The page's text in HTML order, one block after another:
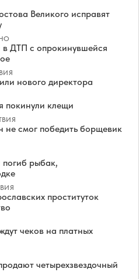
Великого исправят
в ДТП с опрокинувшейся
нового директора
покинули клещи
не смог победить борщевик
рыбак,
проституток
чеков на платных
четырехзвездочный